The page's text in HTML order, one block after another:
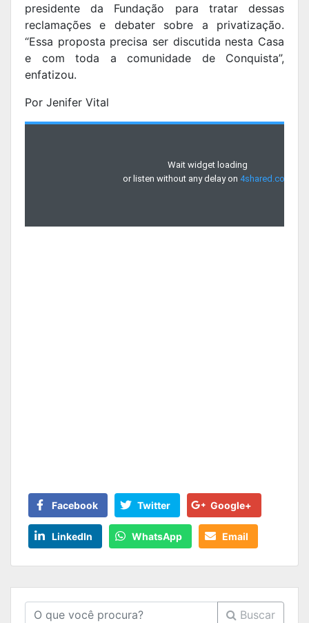
presidente da Fundação para tratar dessas
reclamações e debater sobre a privatização.
“Essa proposta precisa ser discutida nesta Casa
e com toda a comunidade de Conquista”,
enfatizou.
Por Jenifer Vital
Facebook Twitter Google+
LinkedIn WhatsApp Email
Buscar